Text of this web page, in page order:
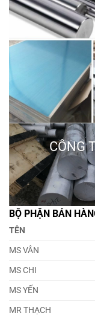
CÔNG
BỘ PHẬN BÁN
TÊN
MS VÂN
MS CHI
MS YẾN
MR THẠCH